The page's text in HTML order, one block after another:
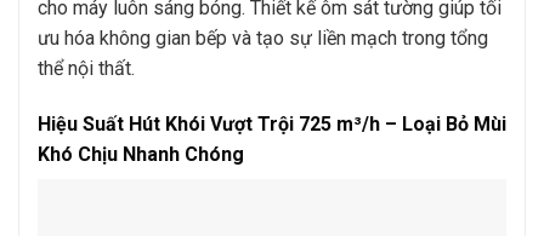
cho máy luôn sáng bóng. Thiết kế ôm sát tường giúp tối
ưu hóa không gian bếp và tạo sự liền mạch trong tổng
thể nội thất.
Hiệu Suất Hút Khói Vượt Trội 725 m³/h – Loại Bỏ Mùi
Khó Chịu Nhanh Chóng